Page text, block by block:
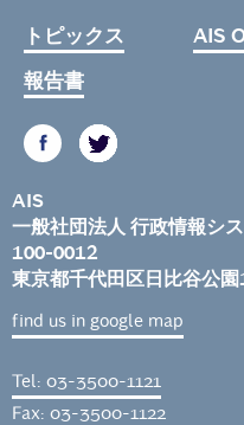
トピックス AIS
報告書
AIS
一般社団法人 行政情報シ
100-0012
東京都千代田区日比谷公
find us in google map
Tel: 03-3500-1121
Fax: 03-3500-1122